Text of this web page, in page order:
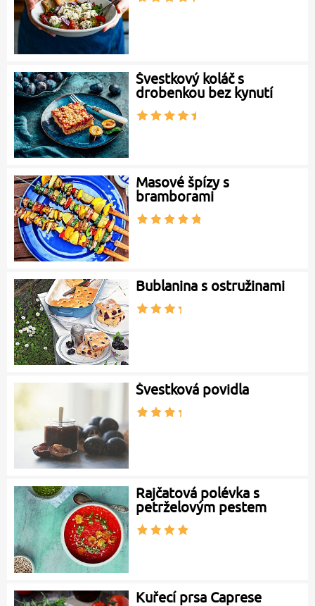
Švestkový koláč s
drobenkou bez kynutí
Masové špízy s
bramborami
Bublanina s ostružinami
Švestková povidla
Rajčatová polévka s
petrželovým pestem
Kuřecí prsa Caprese